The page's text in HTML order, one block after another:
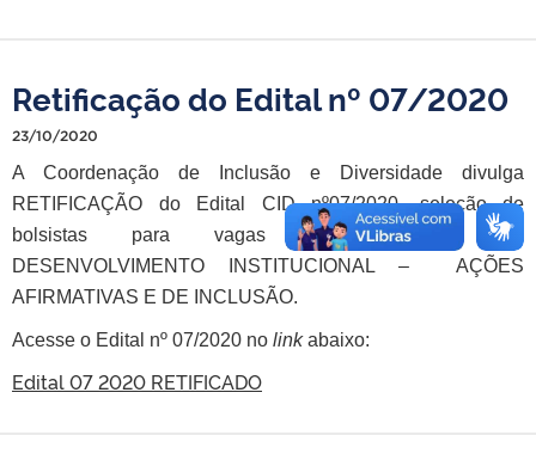
Retificação do Edital nº 07/2020
23/10/2020
A Coordenação de Inclusão e Diversidade divulga
RETIFICAÇÃO do Edital CID nº07/2020, seleção de
bolsistas para vagas de BOLSAS DE
DESENVOLVIMENTO INSTITUCIONAL – AÇÕES
AFIRMATIVAS E DE INCLUSÃO.
Acesse o Edital nº 07/2020 no linkabaixo:
Edital 07 2020 RETIFICADO